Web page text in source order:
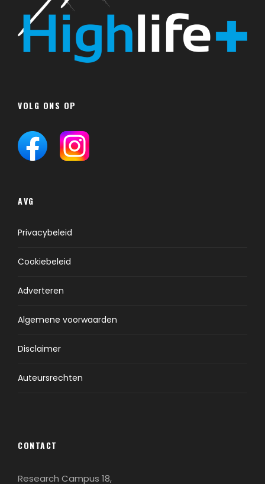
VOLG ONS OP
AVG
Privacybeleid
Cookiebeleid
Adverteren
Algemene voorwaarden
Disclaimer
Auteursrechten
CONTACT
Research Campus 18,